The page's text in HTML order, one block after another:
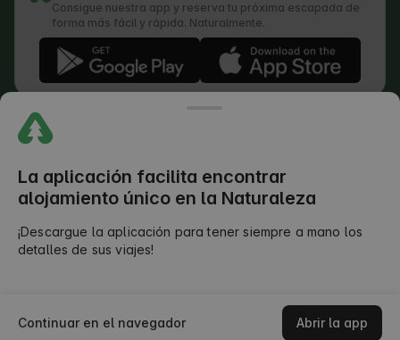
Consigue nuestra app y reserva tu próxima escapada de
forma más fácil y rápida. Naturalmente.
©2026 AlohaCamp. Todos los derechos reservados.
Política de Envío de Opiniones
División Legal de Responsabilidades
Comprobar disponibilidad
La aplicación facilita encontrar
alojamiento único en la Naturaleza
¡Descargue la aplicación para tener siempre a mano los
detalles de sus viajes!
Continuar en el navegador Abrir la app